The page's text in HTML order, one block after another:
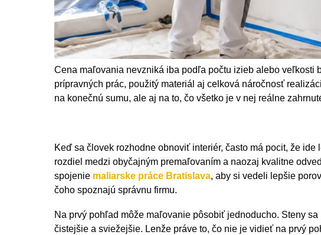
Cena maľovania nevzniká iba podľa počtu izieb alebo veľkosti
prípravných prác, použitý materiál aj celková náročnosť
na konečnú sumu, ale aj na to, čo všetko je v nej reálne
Keď sa človek rozhodne obnoviť interiér, často má pocit, že
rozdiel medzi obyčajným premaľovaním a naozaj kvalitne
spojenie maliarske práce Bratislava, aby si vedeli lepšie
čoho spoznajú správnu firmu.
Na prvý pohľad môže maľovanie pôsobiť jednoducho. Steny
čistejšie a sviežejšie. Lenže práve to, čo nie je vidieť na prvý